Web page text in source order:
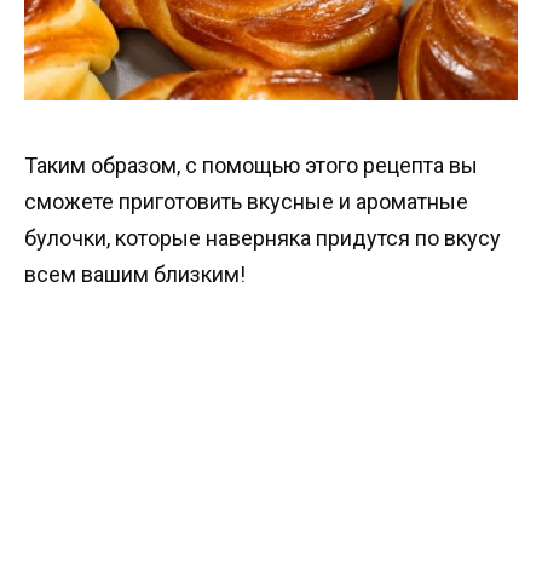
Таким образом, с помощью этого рецепта вы
сможете приготовить вкусные и ароматные
булочки, которые наверняка придутся по вкусу
всем вашим близким!